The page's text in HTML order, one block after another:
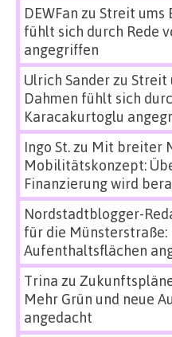
DEWFan zu Streit ums
fühlt sich durch Rede
angegriffen
Ulrich Sanderzu Streit
Dahmen fühlt sich
Karacakurtoglu
Ingo St.zu Mit breiter
Mobilitätskonzept:
Finanzierung wird
Nordstadtblogger-
für die Münsterstraße:
Aufenthaltsflächen
Trina zu
Mehr Grün und neue
angedacht